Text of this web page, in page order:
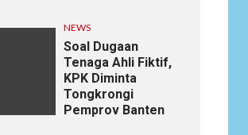
NEWS
Soal Dugaan
Tenaga Ahli Fiktif,
KPK Diminta
Tongkrongi
Pemprov Banten